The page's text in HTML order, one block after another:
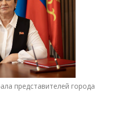
представителей города